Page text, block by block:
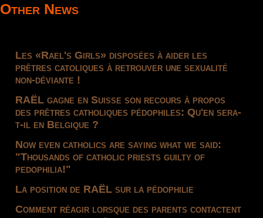
Other News
Les «Rael's Girls» disposées à aider les
prêtres catoliques à retrouver une sexualité
non-déviante !
RAËL gagne en Suisse son recours à propos
des prêtres catholiques pédophiles: Qu'en sera-
t-il en Belgique ?
Now even catholics are saying what we said:
"Thousands of catholic priests guilty of
pedophilia!"
La position de RAËL sur la pédophilie
Comment réagir lorsque des parents contactent